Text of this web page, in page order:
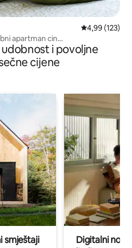
Prosječna
4,99 (123)
apartman cin
i povoljne
cijene
smještaji
Digitalni